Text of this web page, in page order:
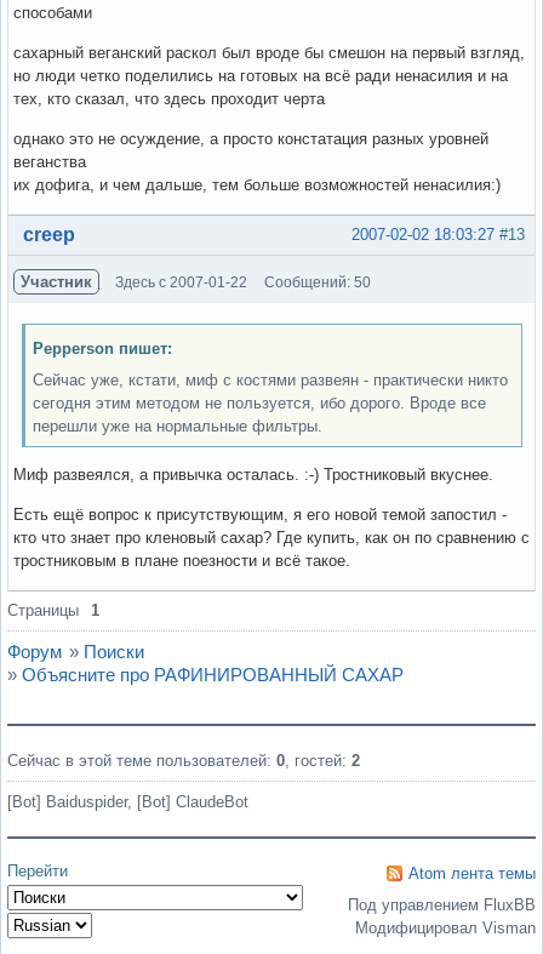
способами
сахарный веганский раскол был вроде бы смешон на первый взгляд,
но люди четко поделились на готовых на всё ради ненасилия и на
тех, кто сказал, что здесь проходит черта
однако это не осуждение, а просто констатация разных уровней
веганства
их дофига, и чем дальше, тем больше возможностей ненасилия:)
Вне форума #13
2007-02-02 18:03:27
creep
Участник Здесь с 2007-01-22 Сообщений: 50
Pepperson пишет:
Сейчас уже, кстати, миф с костями развеян - практически никто
сегодня этим методом не пользуется, ибо дорого. Вроде все
перешли уже на нормальные фильтры.
Миф развеялся, а привычка осталась. :-) Тростниковый вкуснее.
Есть ещё вопрос к присутствующим, я его новой темой запостил -
кто что знает про кленовый сахар? Где купить, как он по сравнению с
тростниковым в плане поезности и всё такое.
Вне форума
Страницы 1
Форум » Поиски
» Объясните про РАФИНИРОВАННЫЙ САХАР
Сейчас в этой теме пользователей: 0, гостей: 2
[Bot] Baiduspider, [Bot] ClaudeBot
Перейти
Atom лента темы
Под управлением FluxBB
Модифицировал Visman